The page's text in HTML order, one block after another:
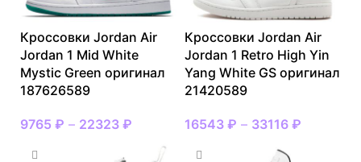
Кроссовки Jordan Air
Jordan 1 Mid White
Mystic Green оригинал
187626589
9765 ₽ – 22323 ₽
Кроссовки Jordan Air
Jordan 1 Retro High Yin
Yang White GS оригинал
21420589
16543 ₽ – 33116 ₽